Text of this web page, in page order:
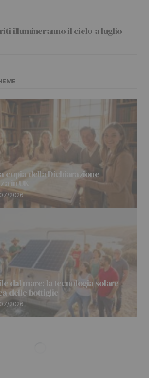
illumineranno il cielo a luglio
copia della Dichiarazione
in UK
2026
dal mare: la tecnologia solare
delle bottiglie
2026